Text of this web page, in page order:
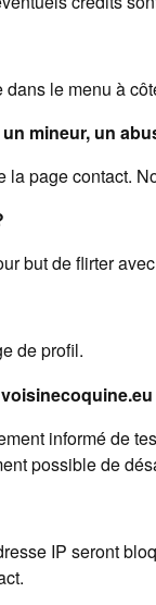
le menu à
mineur, un
page contact.
but de flirter
de profil.
informé de
possible de
IP seront